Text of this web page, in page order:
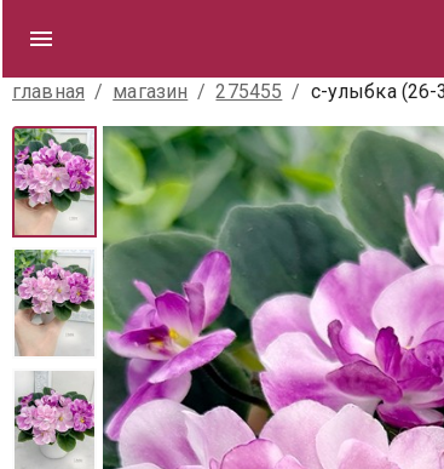
главная / магазин / 275455 / с-улыбка (26-